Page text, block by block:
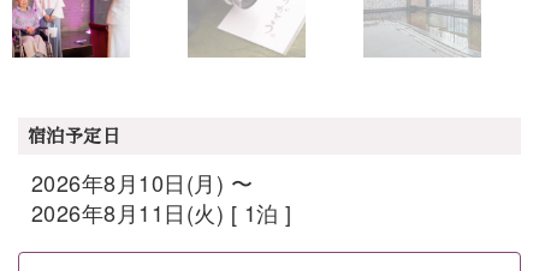
宿泊予定日
2026年8月10日(月) 〜
2026年8月11日(火) [ 1泊 ]